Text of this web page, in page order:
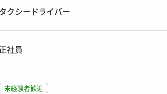
タクシードライバー
正社員
未経験者歓迎